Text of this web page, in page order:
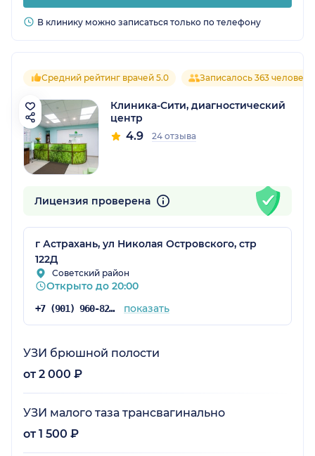
В клинику можно записаться только по телефону
Средний рейтинг врачей 5.0 Записалось 363 человека
Клиника-Сити, диагностический
центр
4.9 24 отзыва
Лицензия проверена
г Астрахань, ул Николая Островского, стр
122Д
Советский район
Открыто до 20:00
+7 (901) 960-82-57 показать
УЗИ брюшной полости
от 2 000 ₽
УЗИ малого таза трансвагинально
от 1 500 ₽